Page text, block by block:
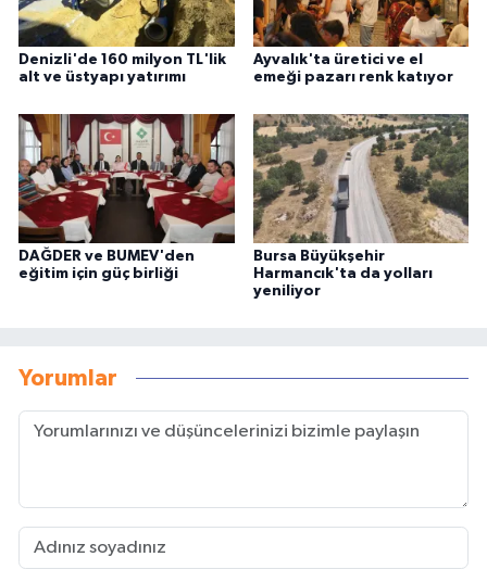
Denizli'de 160 milyon TL'lik
alt ve üstyapı yatırımı
Ayvalık'ta üretici ve el
emeği pazarı renk katıyor
DAĞDER ve BUMEV'den
eğitim için güç birliği
Bursa Büyükşehir
Harmancık'ta da yolları
yeniliyor
Yorumlar